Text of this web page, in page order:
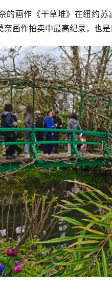
的画作《干草堆》在纽约
画作拍卖中最高纪录，也